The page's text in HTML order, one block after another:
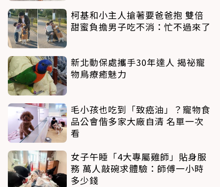
柯基和小主人搶著要爸爸抱 雙倍
甜蜜負擔男子吃不消：忙不過來了
新北動保處攜手30年達人 揭祕寵
物鳥療癒魅力
毛小孩也吃到「致癌油」？寵物食
品公會偕多家大廠自清 名單一次
看
女子午睡「4大專屬雞師」貼身服
務 萬人敲碗求體驗：師傅一小時
多少錢